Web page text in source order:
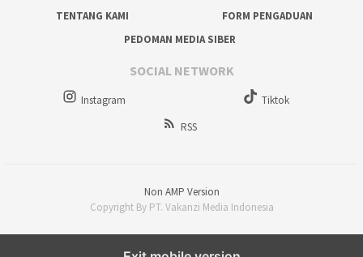
TENTANG KAMI
FORM PENGADUAN
PEDOMAN MEDIA SIBER
SOCIAL NETWORK
Instagram
Tiktok
RSS
Non AMP Version
Copyright By PT. Vakanzi Media Indonesia